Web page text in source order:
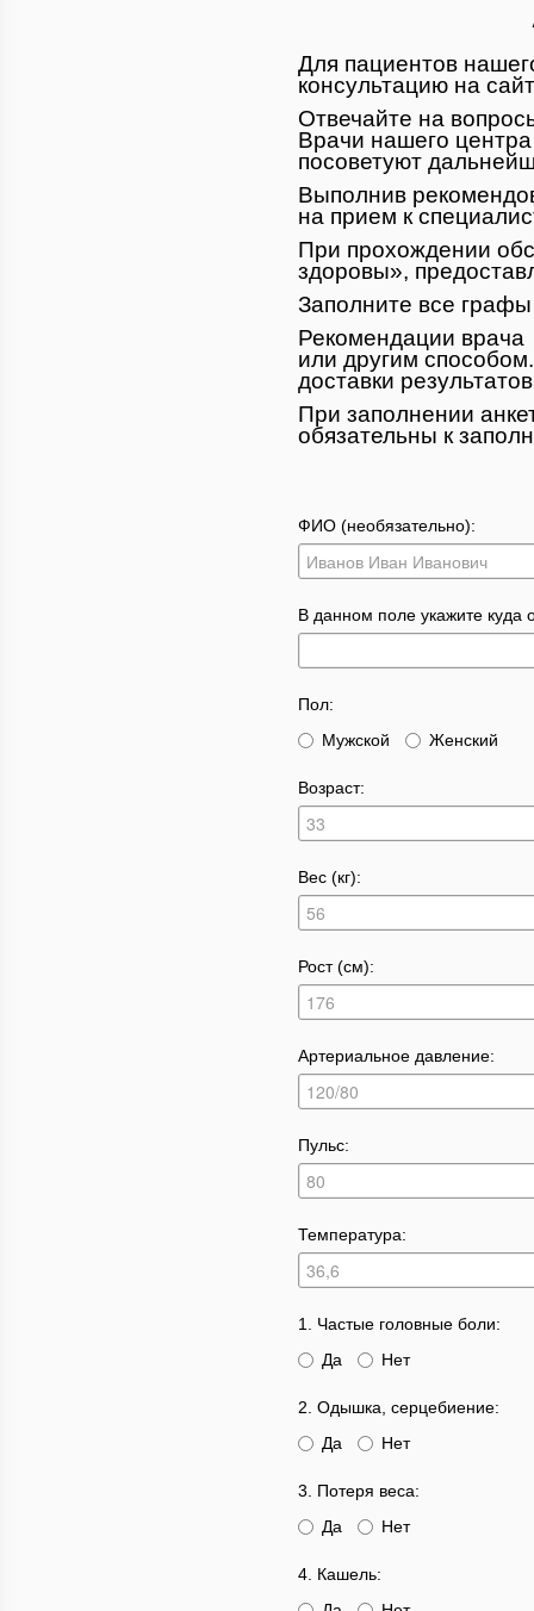
Для пациентов
консультацию на
Отвечайте на
Врачи нашего
посоветуют
Выполнив
на прием к
При прохождении
здоровы»,
Заполните все
Рекомендации врача
или другим
доставки результатов
При заполнении
обязательны к
ФИО (необязательно):
В данном поле укажите куда
Пол:
Мужской
Женский
Возраст:
Вес (кг):
Рост (см):
Артериальное давление:
Пульс:
Температура:
1. Частые головные боли:
Да
Нет
2. Одышка, серцебиение:
Да
Нет
3. Потеря веса:
Да
Нет
4. Кашель: